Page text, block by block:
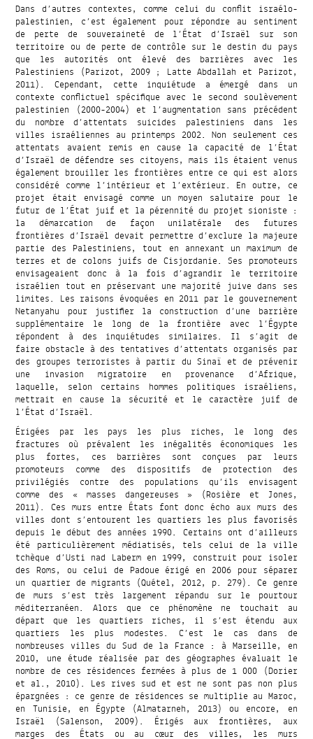
Dans d’autres contextes, comme celui du conflit israélo-
palestinien, c’est également pour répondre au sentiment
de perte de souveraineté de l’État d’Israël sur son
territoire ou de perte de contrôle sur le destin du pays
que les autorités ont élevé des barrières avec les
Palestiniens (Parizot, 2009 ; Latte Abdallah et Parizot,
2011). Cependant, cette inquiétude a émergé dans un
contexte conflictuel spécifique avec le second soulèvement
palestinien (2000-2004) et l’augmentation sans précédent
du nombre d’attentats suicides palestiniens dans les
villes israéliennes au printemps 2002. Non seulement ces
attentats avaient remis en cause la capacité de l’État
d’Israël de défendre ses citoyens, mais ils étaient venus
également brouiller les frontières entre ce qui est alors
considéré comme l’intérieur et l’extérieur. En outre, ce
projet était envisagé comme un moyen salutaire pour le
futur de l’État juif et la pérennité du projet sioniste :
la démarcation de façon unilatérale des futures
frontières d’Israël devait permettre d’exclure la majeure
partie des Palestiniens, tout en annexant un maximum de
terres et de colons juifs de Cisjordanie. Ses promoteurs
envisageaient donc à la fois d’agrandir le territoire
israélien tout en préservant une majorité juive dans ses
limites. Les raisons évoquées en 2011 par le gouvernement
Netanyahu pour justifier la construction d’une barrière
supplémentaire le long de la frontière avec l’Égypte
répondent à des inquiétudes similaires. Il s’agit de
faire obstacle à des tentatives d’attentats organisés par
des groupes terroristes à partir du Sinaï et de prévenir
une invasion migratoire en provenance d’Afrique,
laquelle, selon certains hommes politiques israéliens,
mettrait en cause la sécurité et le caractère juif de
l’État d’Israël.
Érigées par les pays les plus riches, le long des
fractures où prévalent les inégalités économiques les
plus fortes, ces barrières sont conçues par leurs
promoteurs comme des dispositifs de protection des
privilégiés contre des populations qu’ils envisagent
comme des « masses dangereuses » (Rosière et Jones,
2011). Ces murs entre États font donc écho aux murs des
villes dont s’entourent les quartiers les plus favorisés
depuis le début des années 1990. Certains ont d’ailleurs
été particulièrement médiatisés, tels celui de la ville
tchèque d’Usti nad Laberm en 1999, construit pour isoler
des Roms, ou celui de Padoue érigé en 2006 pour séparer
un quartier de migrants (Quétel, 2012, p. 279). Ce genre
de murs s’est très largement répandu sur le pourtour
méditerranéen. Alors que ce phénomène ne touchait au
départ que les quartiers riches, il s’est étendu aux
quartiers les plus modestes. C’est le cas dans de
nombreuses villes du Sud de la France : à Marseille, en
2010, une étude réalisée par des géographes évaluait le
nombre de ces résidences fermées à plus de 1 000 (Dorier
et al., 2010). Les rives sud et est ne sont pas non plus
épargnées : ce genre de résidences se multiplie au Maroc,
en Tunisie, en Égypte (Almatarneh, 2013) ou encore, en
Israël (Salenson, 2009). Érigés aux frontières, aux
marges des États ou au cœur des villes, les murs